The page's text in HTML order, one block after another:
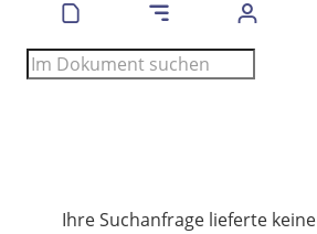
Anzeigen
Zuletzt gesucht
Ihre Suchanfrage lieferte